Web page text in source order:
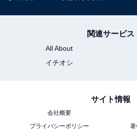
関連サービス
All About
イチオシ
サイト情報
会社概要
プライバシーポリシー